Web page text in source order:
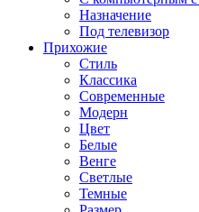
Назначение
Под телевизор
Прихожие
Стиль
Классика
Современные
Модерн
Цвет
Белые
Венге
Светлые
Темные